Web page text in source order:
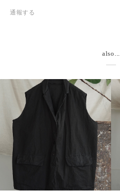
通報する
also...